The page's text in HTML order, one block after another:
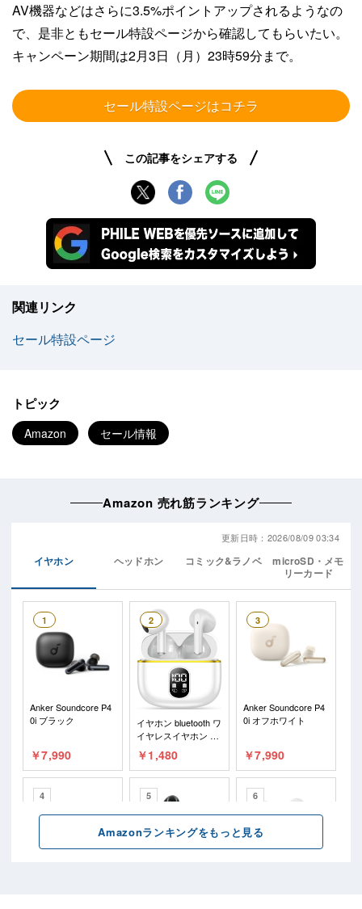
AV機器などはさらに3.5%ポイントアップされるようなの
で、是非ともセール特設ページから確認してもらいたい。
キャンペーン期間は2月3日（月）23時59分まで。
セール特設ページはコチラ
この記事をシェアする
関連リンク
セール特設ページ
トピック
Amazon セール情報